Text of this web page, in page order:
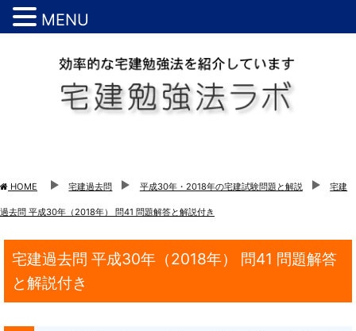
HOME 宅建過去問 平成30年・2018年の宅建試験問題と解説 宅建
過去問 平成30年（2018年） 問41 問題解答と解説付き
宅建過去問 平成30年（2018年） 問41 問題解答
と解説付き
MENU